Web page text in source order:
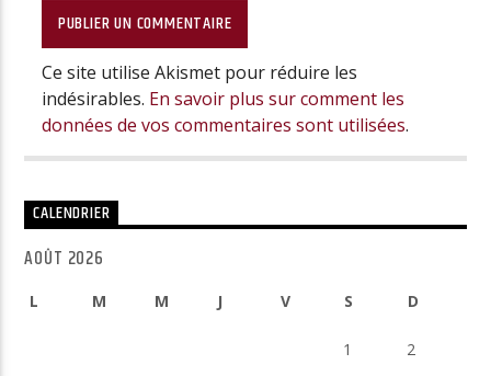
Ce site utilise Akismet pour réduire les
indésirables. En savoir plus sur comment les
données de vos commentaires sont utilisées.
CALENDRIER
AOÛT 2026
L M M J V S D
1
2